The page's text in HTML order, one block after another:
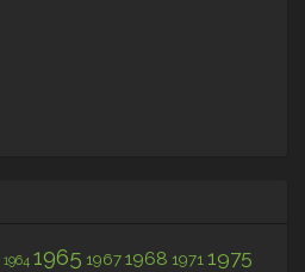
1964 1965 19671968 1971 1975